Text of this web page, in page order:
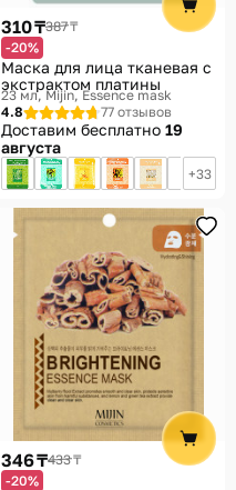
310 ₸387 ₸
-20%
Маска для лица тканевая с
экстрактом платины
23 мл Mijin, Essence mask
4.8
77 отзывов
Доставим бесплатно 19
августа
33
346 ₸433 ₸
-20%